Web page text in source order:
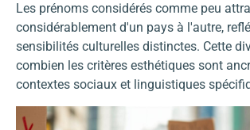
Les prénoms considérés comme peu
considérablement d'un pays à l'autre,
sensibilités culturelles distinctes. Cette
combien les critères esthétiques sont
contextes sociaux et linguistiques